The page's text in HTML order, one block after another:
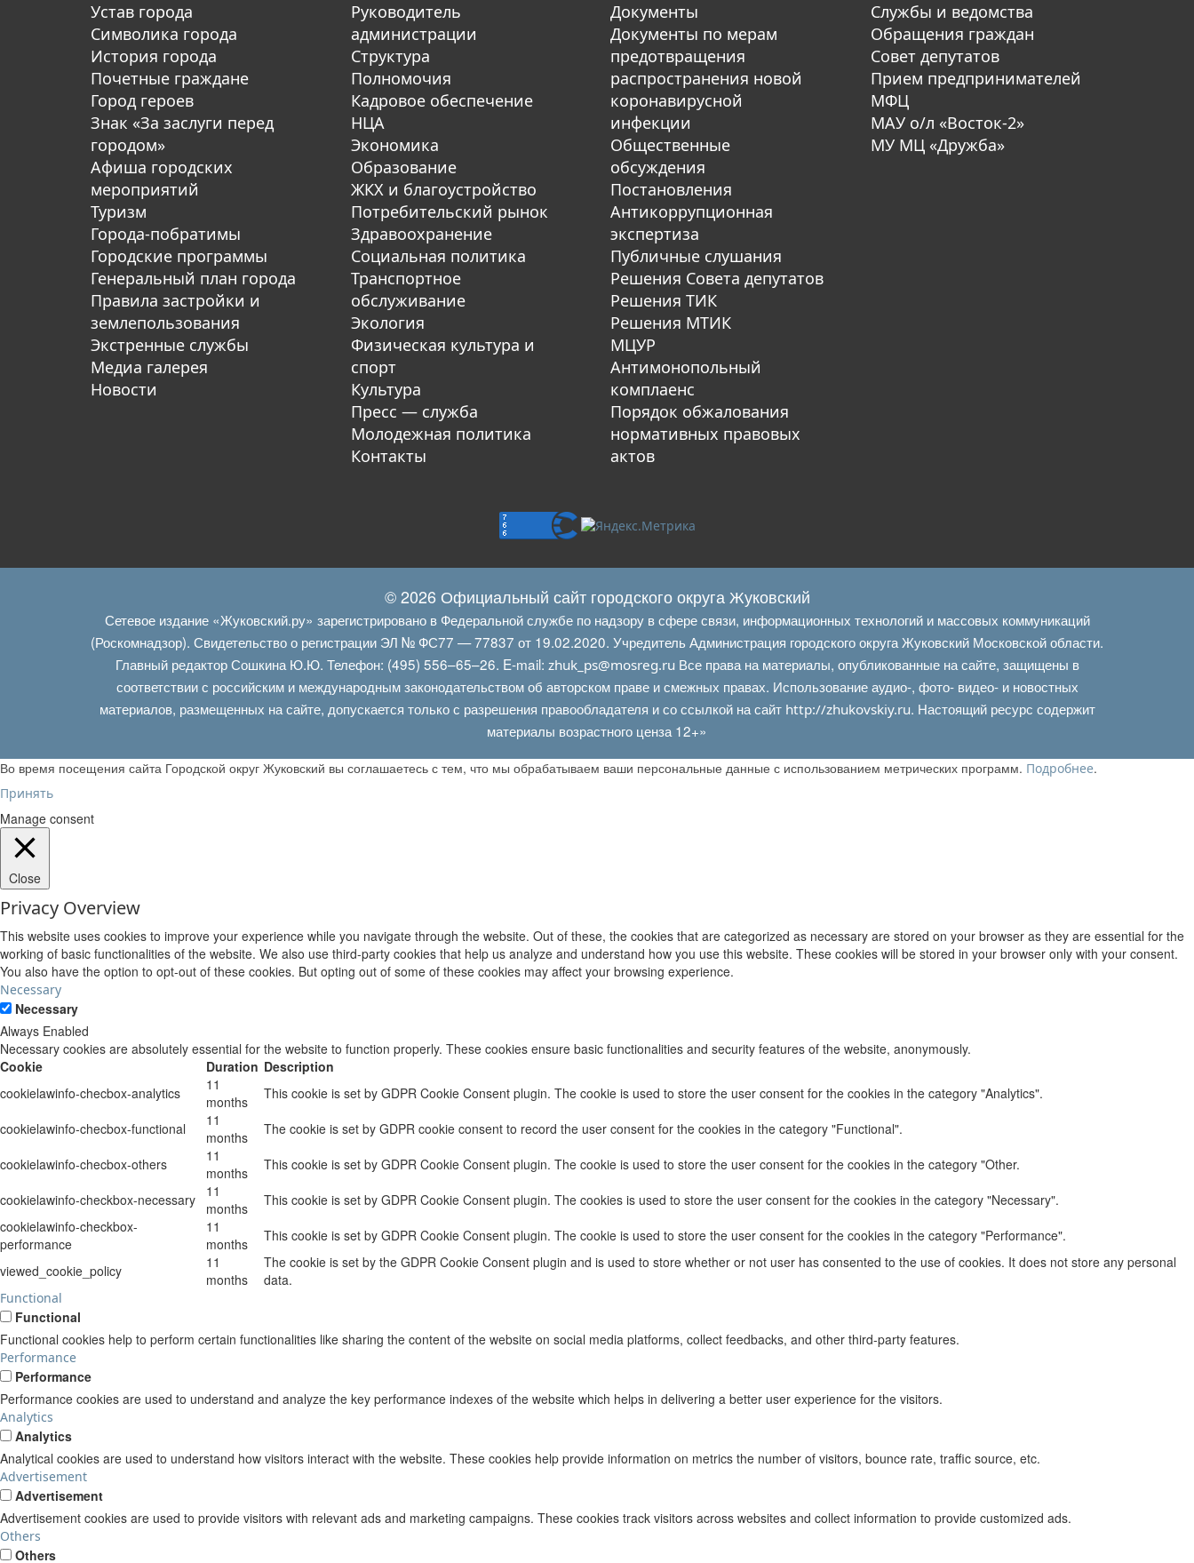
Устав города
Символика города
История города
Почетные граждане
Город героев
Знак «За заслуги перед
городом»
Афиша городских
мероприятий
Туризм
Города-побратимы
Городские программы
Генеральный план города
Правила застройки и
землепользования
Экстренные службы
Медиа галерея
Новости
Руководитель
администрации
Структура
Полномочия
Кадровое обеспечение
НЦА
Экономика
Образование
ЖКХ и благоустройство
Потребительский рынок
Здравоохранение
Социальная политика
Транспортное
обслуживание
Экология
Физическая культура и
спорт
Культура
Пресс — служба
Молодежная политика
Контакты
Документы
Документы по мерам
предотвращения
распространения новой
коронавирусной
инфекции
Общественные
обсуждения
Постановления
Антикоррупционная
экспертиза
Публичные слушания
Решения Совета депутатов
Решения ТИК
Решения МТИК
МЦУР
Антимонопольный
комплаенс
Порядок обжалования
нормативных правовых
актов
Службы и ведомства
Обращения граждан
Совет депутатов
Прием предпринимателей
МФЦ
МАУ о/л «Восток-2»
МУ МЦ «Дружба»
© 2026 Официальный сайт городского округа Жуковский
Сетевое издание «Жуковский.ру» зарегистрировано в Федеральной службе по надзору в сфере связи, информационных технологий и массовых коммуникаций
(Роскомнадзор). Свидетельство о регистрации ЭЛ № ФС77 — 77837 от 19.02.2020. Учредитель Администрация городского округа Жуковский Московской области.
Главный редактор Сошкина Ю.Ю. Телефон: (495) 556–65–26. E‑mail: zhuk_ps@mosreg.ruВсе права на материалы, опубликованные на сайте, защищены в
соответствии с российским и международным законодательством об авторском праве и смежных правах. Использование аудио-, фото- видео- и новостных
материалов, размещенных на сайте, допускается только с разрешения правообладателя и со ссылкой на сайт http://zhukovskiy.ru. Настоящий ресурс содержит
материалы возрастного ценза 12+»
Во время посещения сайта Городской округ Жуковский вы соглашаетесь с тем, что мы обрабатываем ваши персональные данные с использованием метрических программ. Подробнее.
Принять
Manage consent
Close
Privacy Overview
This website uses cookies to improve your experience while you navigate through the website. Out of these, the cookies that are categorized as necessary are stored on your browser as they are essential for the
working of basic functionalities of the website. We also use third-party cookies that help us analyze and understand how you use this website. These cookies will be stored in your browser only with your consent.
You also have the option to opt-out of these cookies. But opting out of some of these cookies may affect your browsing experience.
Necessary
Necessary
Always Enabled
Necessary cookies are absolutely essential for the website to function properly. These cookies ensure basic functionalities and security features of the website, anonymously.
Cookie
Duration Description
cookielawinfo-checbox-analytics
11
months
This cookie is set by GDPR Cookie Consent plugin. The cookie is used to store the user consent for the cookies in the category "Analytics".
cookielawinfo-checbox-functional
11
months
The cookie is set by GDPR cookie consent to record the user consent for the cookies in the category "Functional".
cookielawinfo-checbox-others
11
months
This cookie is set by GDPR Cookie Consent plugin. The cookie is used to store the user consent for the cookies in the category "Other.
cookielawinfo-checkbox-necessary
11
months
This cookie is set by GDPR Cookie Consent plugin. The cookies is used to store the user consent for the cookies in the category "Necessary".
cookielawinfo-checkbox-
performance
11
months
This cookie is set by GDPR Cookie Consent plugin. The cookie is used to store the user consent for the cookies in the category "Performance".
viewed_cookie_policy
11
months
The cookie is set by the GDPR Cookie Consent plugin and is used to store whether or not user has consented to the use of cookies. It does not store any personal
data.
Functional
Functional
Functional cookies help to perform certain functionalities like sharing the content of the website on social media platforms, collect feedbacks, and other third-party features.
Performance
Performance
Performance cookies are used to understand and analyze the key performance indexes of the website which helps in delivering a better user experience for the visitors.
Analytics
Analytics
Analytical cookies are used to understand how visitors interact with the website. These cookies help provide information on metrics the number of visitors, bounce rate, traffic source, etc.
Advertisement
Advertisement
Advertisement cookies are used to provide visitors with relevant ads and marketing campaigns. These cookies track visitors across websites and collect information to provide customized ads.
Others
Others